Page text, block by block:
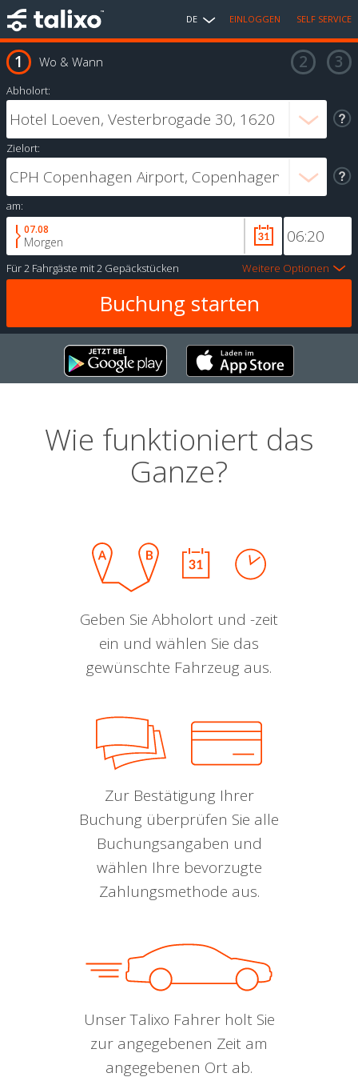
DE EINLOGGEN SELF SERVICE
Wo & Wann
Abholort:
Zielort:
am:
07.08
Morgen
Für2 Fahrgäste mit2 Gepäckstücken Weitere Optionen
Wie funktioniert das
Ganze?
Geben Sie Abholort und -zeit
ein und wählen Sie das
gewünschte Fahrzeug aus.
Zur Bestätigung Ihrer
Buchung überprüfen Sie alle
Buchungsangaben und
wählen Ihre bevorzugte
Zahlungsmethode aus.
Unser Talixo Fahrer holt Sie
zur angegebenen Zeit am
angegebenen Ort ab.